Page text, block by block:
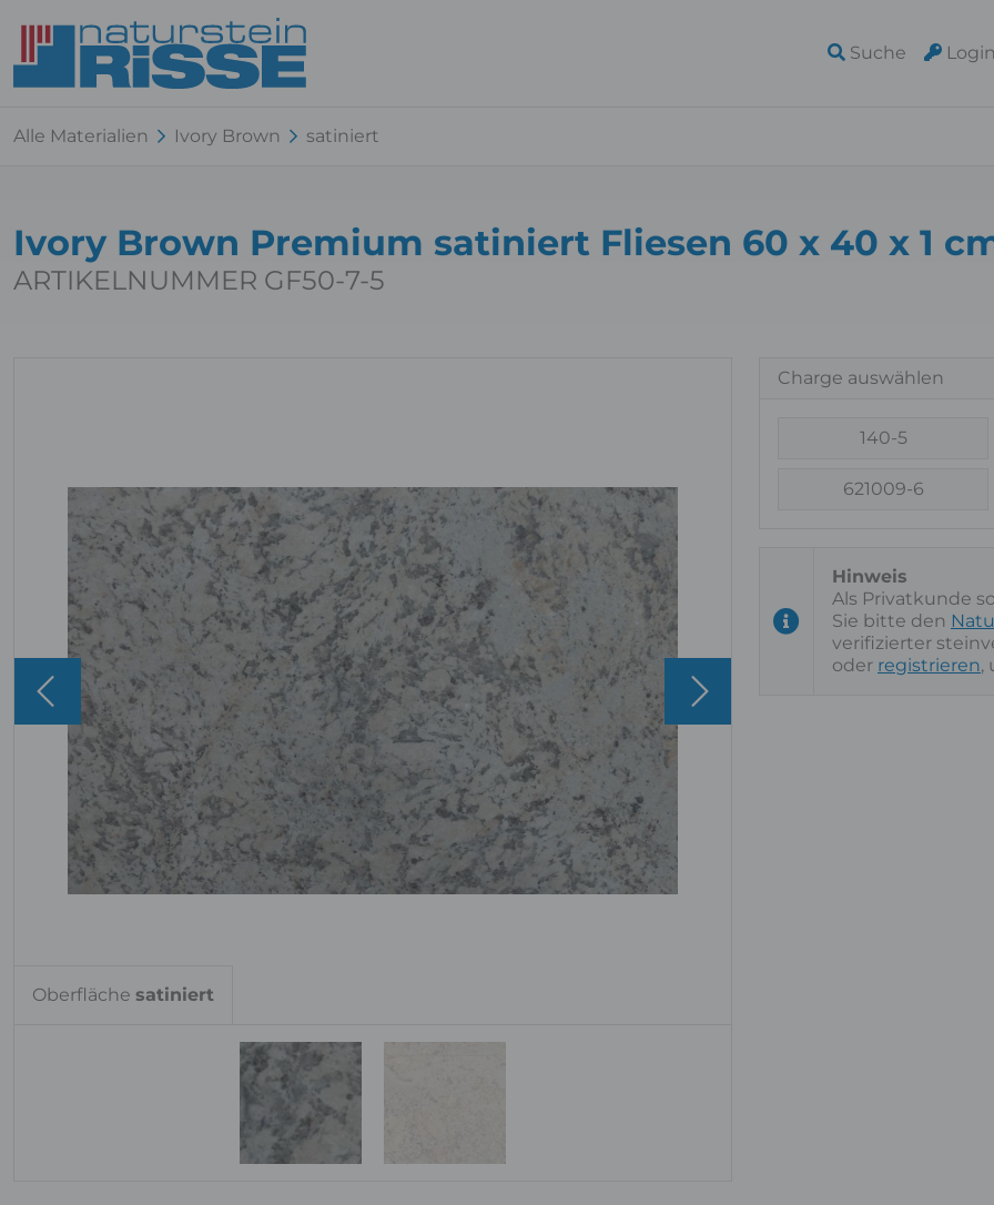
Suche
Alle Materialien Ivory Brown satiniert
Ivory Brown Premium satiniert Fliesen 60 x 40 x 1
ARTIKELNUMMER GF50-7-5
Oberfläche satiniert
Charge auswählen
140-5
621009-6
Als Privatkunde
Sie bitte den
verifizierter
oder registrieren,